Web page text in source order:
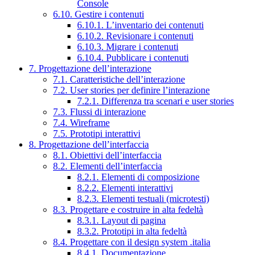
Console
6.10. Gestire i contenuti
6.10.1. L’inventario dei contenuti
6.10.2. Revisionare i contenuti
6.10.3. Migrare i contenuti
6.10.4. Pubblicare i contenuti
7. Progettazione dell’interazione
7.1. Caratteristiche dell’interazione
7.2. User stories per definire l’interazione
7.2.1. Differenza tra scenari e user stories
7.3. Flussi di interazione
7.4. Wireframe
7.5. Prototipi interattivi
8. Progettazione dell’interfaccia
8.1. Obiettivi dell’interfaccia
8.2. Elementi dell’interfaccia
8.2.1. Elementi di composizione
8.2.2. Elementi interattivi
8.2.3. Elementi testuali (microtesti)
8.3. Progettare e costruire in alta fedeltà
8.3.1. Layout di pagina
8.3.2. Prototipi in alta fedeltà
8.4. Progettare con il design system .italia
8.4.1. Documentazione